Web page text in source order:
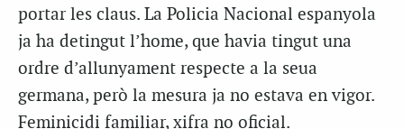
portar les claus. La Policia Nacional espanyola
ja ha detingut l’home, que havia tingut una
ordre d’allunyament respecte a la seua
germana, però la mesura ja no estava en vigor.
Feminicidi familiar, xifra no oficial.